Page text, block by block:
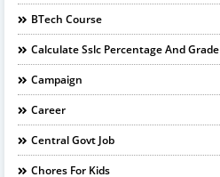
BTech Course
Calculate Sslc Percentage And Grade
Campaign
Career
Central Govt Job
Chores For Kids